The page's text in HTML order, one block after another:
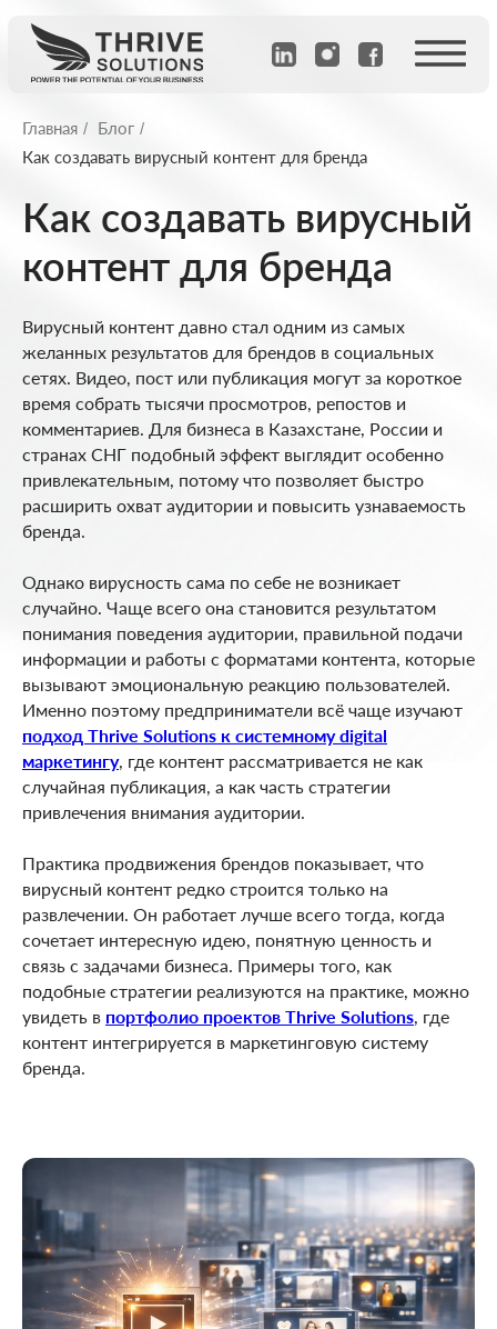
Главная / Блог /
Как создавать вирусный контент для бренда
Как создавать вирусный
контент для бренда
Вирусный контент давно стал одним из самых
желанных результатов для брендов в социальных
сетях. Видео, пост или публикация могут за короткое
время собрать тысячи просмотров, репостов и
комментариев. Для бизнеса в Казахстане, России и
странах СНГ подобный эффект выглядит особенно
привлекательным, потому что позволяет быстро
расширить охват аудитории и повысить узнаваемость
бренда.
Однако вирусность сама по себе не возникает
случайно. Чаще всего она становится результатом
понимания поведения аудитории, правильной подачи
информации и работы с форматами контента, которые
вызывают эмоциональную реакцию пользователей.
Именно поэтому предприниматели всё чаще изучают
подход Thrive Solutions к системному digital
маркетингу, где контент рассматривается не как
случайная публикация, а как часть стратегии
привлечения внимания аудитории.
Практика продвижения брендов показывает, что
вирусный контент редко строится только на
развлечении. Он работает лучше всего тогда, когда
сочетает интересную идею, понятную ценность и
связь с задачами бизнеса. Примеры того, как
подобные стратегии реализуются на практике, можно
увидеть в портфолио проектов Thrive Solutions, где
контент интегрируется в маркетинговую систему
бренда.